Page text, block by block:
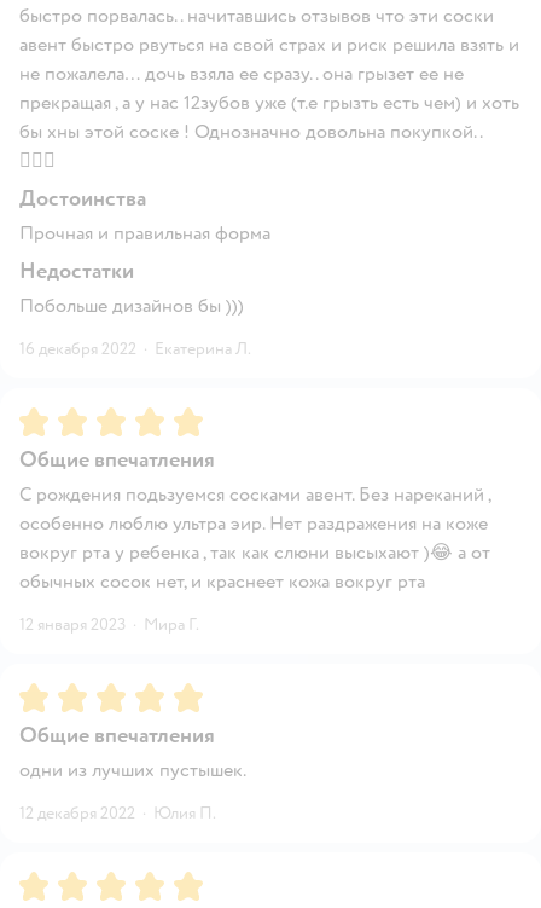
быстро порвалась.. начитавшись отзывов что эти соски
авент быстро рвуться на свой страх и риск решила взять и
не пожалела… дочь взяла ее сразу.. она грызет ее не
прекращая , а у нас 12зубов уже (т.е грызть есть чем) и хоть
бы хны этой соске ! Однозначно довольна покупкой..
🤦🏻‍♀️
Достоинства
Прочная и правильная форма
Недостатки
Побольше дизайнов бы )))
16 декабря 2022 · Екатерина Л.
Рейтинг:5
Общие впечатления
С рождения подьзуемся сосками авент. Без нареканий ,
особенно люблю ультра эир. Нет раздражения на коже
вокруг рта у ребенка , так как слюни высыхают )😂 а от
обычных сосок нет, и краснеет кожа вокруг рта
12 января 2023 · Мира Г.
Рейтинг:5
Общие впечатления
одни из лучших пустышек.
12 декабря 2022 · Юлия П.
Рейтинг:5